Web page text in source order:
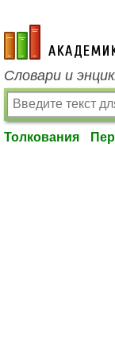
academic.ru
Словари и
Толкования